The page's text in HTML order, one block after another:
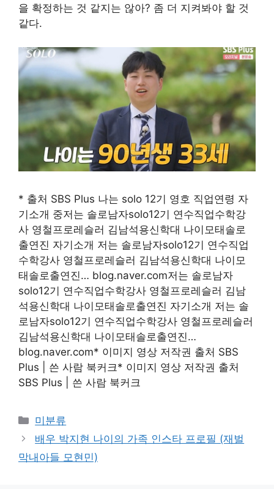
을 확정하는 것 같지는 않아? 좀 더 지켜봐야 할 것
같다.
* 출처 SBS Plus 나는 solo 12기 영호 직업연령 자
기소개 중저는 솔로남자solo12기 연수직업수학강
사 영철프로레슬러 김남석용신학대 나이모태솔로
출연진 자기소개 저는 솔로남자solo12기 연수직업
수학강사 영철프로레슬러 김남석용신학대 나이모
태솔로출연진… blog.naver.com저는 솔로남자
solo12기 연수직업수학강사 영철프로레슬러 김남
석용신학대 나이모태솔로출연진 자기소개 저는 솔
로남자solo12기 연수직업수학강사 영철프로레슬러
김남석용신학대 나이모태솔로출연진…
blog.naver.com* 이미지 영상 저작권 출처 SBS
Plus | 쓴 사람 북커크* 이미지 영상 저작권 출처
SBS Plus | 쓴 사람 북커크
Categories
미분류
배우 박지현 나이의 가족 인스타 프로필 (재벌
막내아들 모현민)